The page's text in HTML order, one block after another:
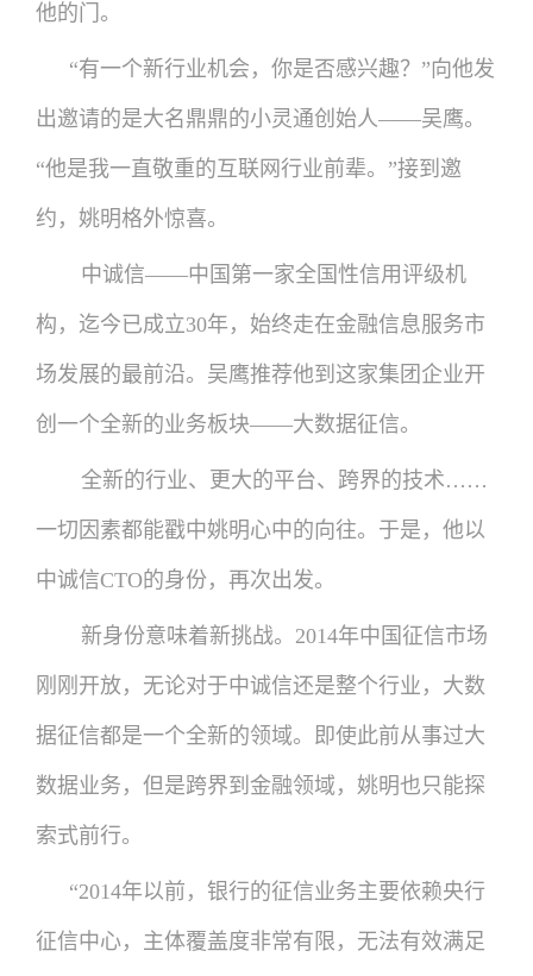
他的门。
“有一个新行业机会，你是否感兴趣？”向他发
出邀请的是大名鼎鼎的小灵通创始人——吴鹰。
“他是我一直敬重的互联网行业前辈。”接到邀
约，姚明格外惊喜。
中诚信——中国第一家全国性信用评级机
构，迄今已成立30年，始终走在金融信息服务市
场发展的最前沿。吴鹰推荐他到这家集团企业开
创一个全新的业务板块——大数据征信。
全新的行业、更大的平台、跨界的技术……
一切因素都能戳中姚明心中的向往。于是，他以
中诚信CTO的身份，再次出发。
新身份意味着新挑战。2014年中国征信市场
刚刚开放，无论对于中诚信还是整个行业，大数
据征信都是一个全新的领域。即使此前从事过大
数据业务，但是跨界到金融领域，姚明也只能探
索式前行。
“2014年以前，银行的征信业务主要依赖央行
征信中心，主体覆盖度非常有限，无法有效满足